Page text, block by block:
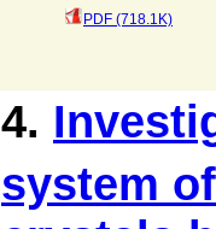
PDF (718.1K)
4.
system